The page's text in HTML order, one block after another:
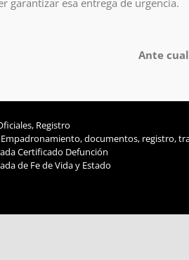
Ante
, Registro
,documentos, registro,
Certificado Defunción
de Fe de Vida y Estado